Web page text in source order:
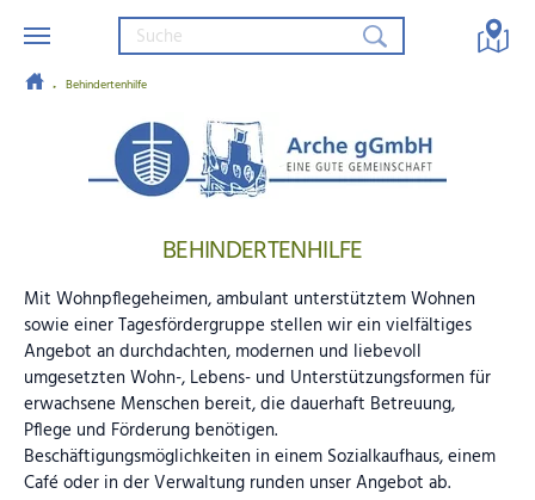
Behindertenhilfe
BEHINDERTENHILFE
Mit Wohnpflegeheimen, ambulant unterstütztem Wohnen
sowie einer Tagesfördergruppe stellen wir ein vielfältiges
Angebot an durchdachten, modernen und liebevoll
umgesetzten Wohn-, Lebens- und Unterstützungsformen für
erwachsene Menschen bereit, die dauerhaft Betreuung,
Pflege und Förderung benötigen.
Beschäftigungsmöglichkeiten in einem Sozialkaufhaus, einem
Café oder in der Verwaltung runden unser Angebot ab.